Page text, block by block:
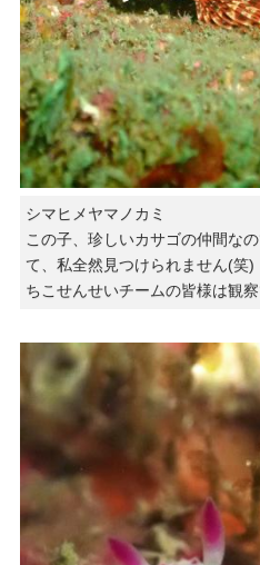
シマヒメヤマノカミ
この子、珍しいカサゴの仲間な
て、私全然見つけられません(笑)
ちこせんせいチームの皆様は観察